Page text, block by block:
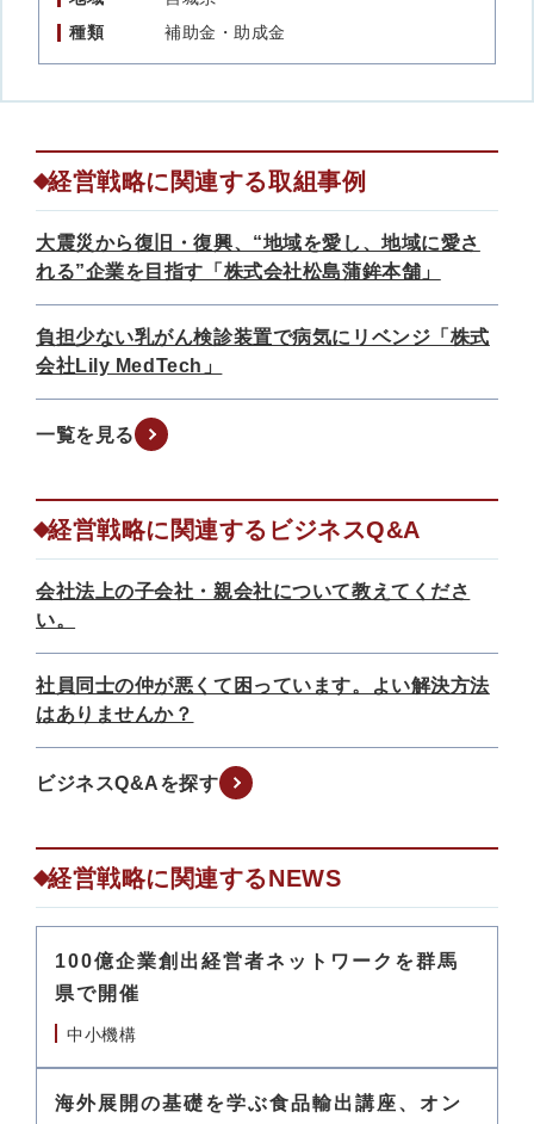
種類
補助金・助成金
経営戦略に関連する取組事例
大震災から復旧・復興、“地域を愛し、地域に愛さ
れる”企業を目指す「株式会社松島蒲鉾本舗」
負担少ない乳がん検診装置で病気にリベンジ「株式
会社Lily MedTech」
一覧を見る
経営戦略に関連するビジネスQ&A
会社法上の子会社・親会社について教えてくださ
い。
社員同士の仲が悪くて困っています。よい解決方法
はありませんか？
ビジネスQ&Aを探す
経営戦略に関連するNEWS
100億企業創出経営者ネットワークを群馬
県で開催
中小機構
海外展開の基礎を学ぶ食品輸出講座、オン